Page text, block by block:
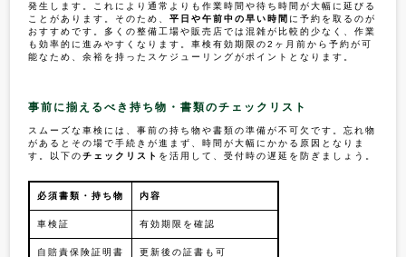
発生します。これにより通常よりも作業時間や待ち時間が大幅に延びる
ことがあります。そのため、平日や午前中の早い時間 に予約を取るのが
おすすめです。多くの整備工場や販売店では混雑が比較的少なく、作業
も効率的に進みやすくなります。車検有効期限の2ヶ月前から予約が可
能なため、余裕を持ったスケジューリングがポイントとなります。
事前に揃えるべき持ち物・書類のチェックリスト
スムーズな車検には、事前の持ち物や書類の準備が不可欠です。忘れ物
があるとその場で手続きが進まず、時間が大幅にかかる原因となりま
す。以下のチェックリスト を活用して、受付時の遅延を防ぎましょう。
必須書類・持ち物 内容
車検証 有効期限を確認
自賠責保険証明書 更新後の証書も可